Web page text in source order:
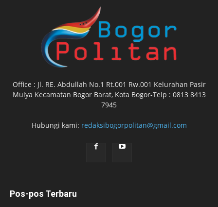
Office : Jl. RE. Abdullah No.1 Rt.001 Rw.001 Kelurahan Pasir
Mulya Kecamatan Bogor Barat, Kota Bogor-Telp : 0813 8413
7945
Hubungi kami: redaksibogorpolitan@gmail.com
Pos-pos Terbaru